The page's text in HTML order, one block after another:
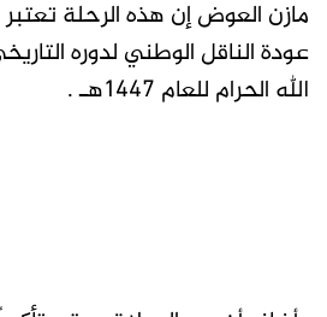
مازن العوض إن هذه الرحلة
عودة الناقل الوطني لدوره
الله الحرام للعام 1447هـ .